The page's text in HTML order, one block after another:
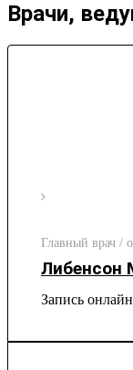
Врачи,
Главный врач /
Либенсон
Запись онлайн